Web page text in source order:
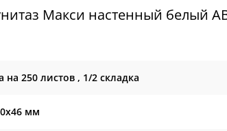
Макси настенный белый
на 250 листов , 1/2 складка
мм